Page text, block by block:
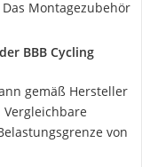
Montagezubehör
BBB Cycling
gemäß Hersteller
von